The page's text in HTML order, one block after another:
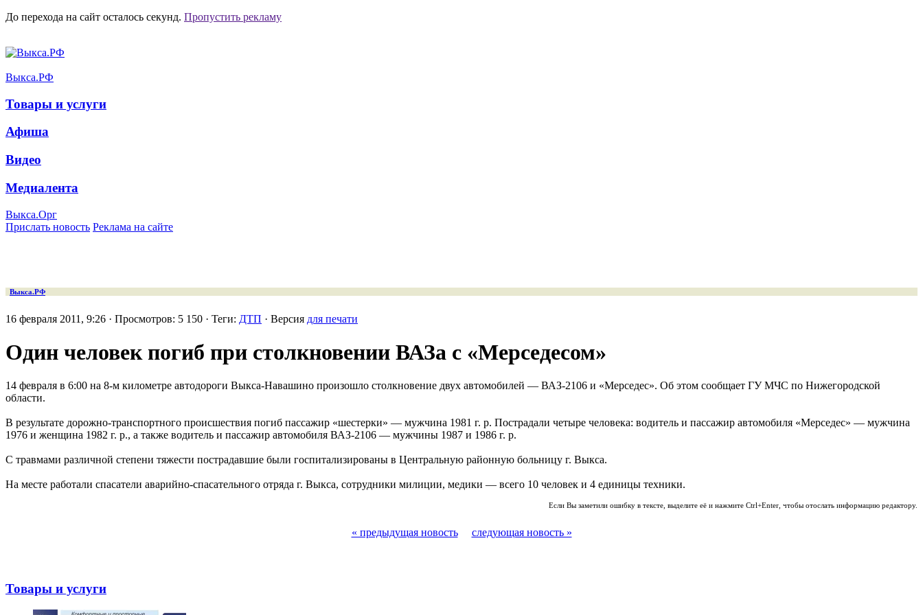
До перехода на сайт осталось секунд. Пропустить рекламу
Выкса.РФ
Товары и услуги
Афиша
Видео
Медиалента
Выкса.Орг
Прислать новость Реклама на сайте
Выкса.РФ
16 февраля 2011, 9:26 · Просмотров: 5 150 · Теги: ДТП · Версия для печати
Один человек погиб при столкновении ВАЗа с «Мерседесом»
14 февраля в 6:00 на 8-м километре автодороги Выкса-Навашино произошло столкновение двух автомобилей — ВАЗ-2106 и «Мерседес». Об этом сообщает ГУ МЧС по Нижегородской
области.
В результате дорожно-транспортного происшествия погиб пассажир «шестерки» — мужчина 1981 г. р. Пострадали четыре человека: водитель и пассажир автомобиля «Мерседес» — мужчина
1976 и женщина 1982 г. р., а также водитель и пассажир автомобиля ВАЗ-2106 — мужчины 1987 и 1986 г. р.
С травмами различной степени тяжести пострадавшие были госпитализированы в Центральную районную больницу г. Выкса.
На месте работали спасатели аварийно-спасательного отряда г. Выкса, сотрудники милиции, медики — всего 10 человек и 4 единицы техники.
Если Вы заметили ошибку в тексте, выделите её и нажмите Ctrl+Enter, чтобы отослать информацию редактору.
« предыдущая новость следующая новость »
Товары и услуги